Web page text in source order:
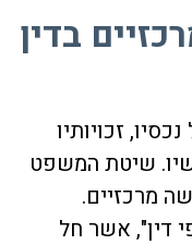
בדין
זכויותיו
שיטת המשפט
מרכזיים.
דין", אשר חל